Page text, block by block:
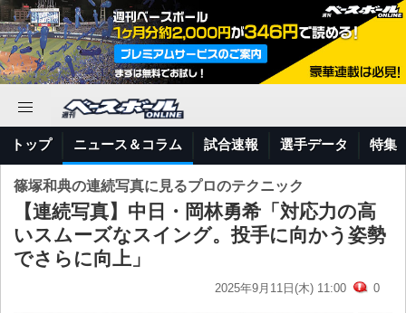
トップ ニュース＆コラム 試合速報 選手データ 特集
篠塚和典の連続写真に見るプロのテクニック
【連続写真】中日・岡林勇希「対応力の高
いスムーズなスイング。投手に向かう姿勢
でさらに向上」
2025年9月11日(木) 11:00 0